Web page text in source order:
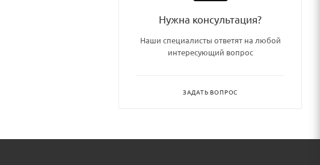
Нужна консультация?
Наши специалисты ответят на любой
интересующий вопрос
ЗАДАТЬ ВОПРОС